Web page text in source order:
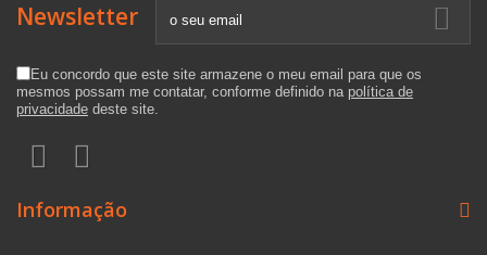
Newsletter
Eu concordo que este site armazene o meu email para que os
mesmos possam me contatar, conforme definido na política de
privacidade deste site.
Informação